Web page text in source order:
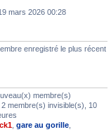
19 mars 2026 00:28
enregistré le plus récent
membre(s)
membre(s) invisible(s), 10
gare au gorille